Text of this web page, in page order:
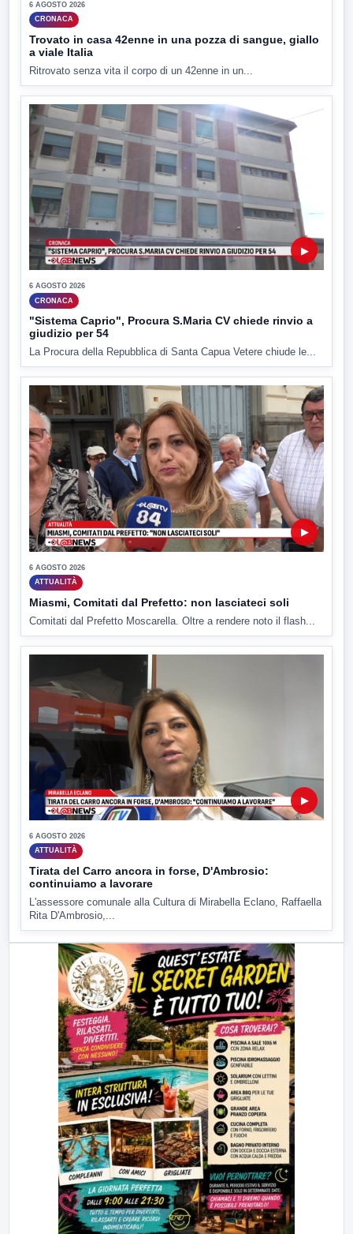
6 AGOSTO 2026
CRONACA
Trovato in casa 42enne in una pozza di sangue, giallo
a viale Italia
Ritrovato senza vita il corpo di un 42enne in un...
▶
6 AGOSTO 2026
CRONACA
"Sistema Caprio", Procura S.Maria CV chiede rinvio a
giudizio per 54
La Procura della Repubblica di Santa Capua Vetere chiude le...
▶
6 AGOSTO 2026
ATTUALITÀ
Miasmi, Comitati dal Prefetto: non lasciateci soli
Comitati dal Prefetto Moscarella. Oltre a rendere noto il flash...
▶
6 AGOSTO 2026
ATTUALITÀ
Tirata del Carro ancora in forse, D'Ambrosio:
continuiamo a lavorare
L'assessore comunale alla Cultura di Mirabella Eclano, Raffaella
Rita D'Ambrosio,...